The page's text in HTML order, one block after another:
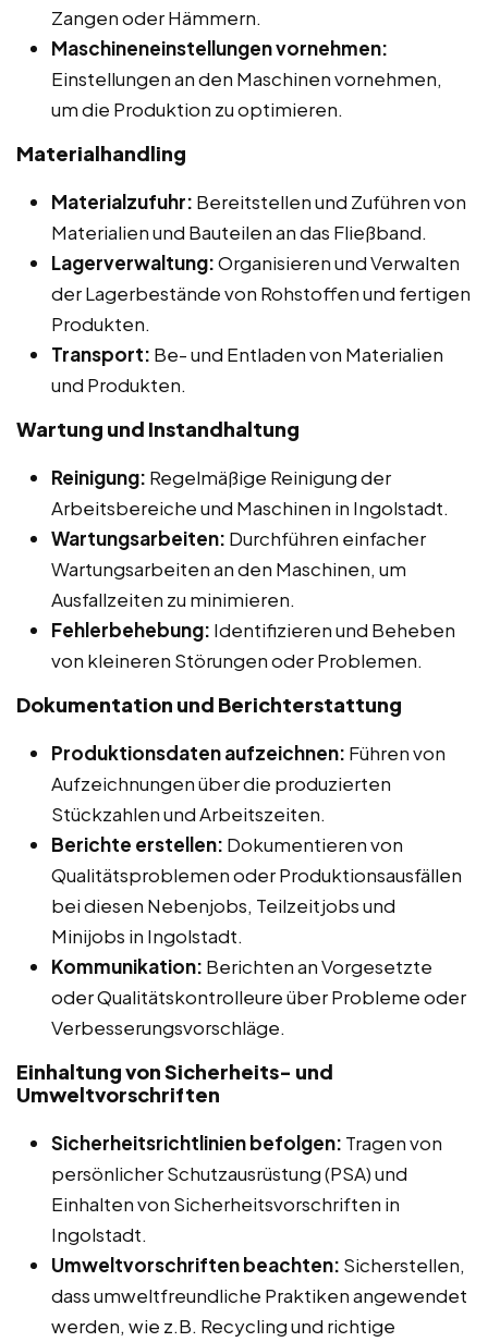
Zangen oder Hämmern.
Maschineneinstellungen vornehmen:
Einstellungen an den Maschinen vornehmen,
um die Produktion zu optimieren.
Materialhandling
Materialzufuhr: Bereitstellen und Zuführen von
Materialien und Bauteilen an das Fließband.
Lagerverwaltung:Organisieren und Verwalten
der Lagerbestände von Rohstoffen und fertigen
Produkten.
Transport: Be- und Entladen von Materialien
und Produkten.
Wartung und Instandhaltung
Reinigung: Regelmäßige Reinigung der
Arbeitsbereiche und Maschinen in Ingolstadt.
Wartungsarbeiten: Durchführen einfacher
Wartungsarbeiten an den Maschinen, um
Ausfallzeiten zu minimieren.
Fehlerbehebung: Identifizieren und Beheben
von kleineren Störungen oder Problemen.
Dokumentation und Berichterstattung
Produktionsdaten aufzeichnen: Führen von
Aufzeichnungen über die produzierten
Stückzahlen und Arbeitszeiten.
Berichte erstellen: Dokumentieren von
Qualitätsproblemen oder Produktionsausfällen
bei diesen Nebenjobs, Teilzeitjobs und
Minijobs in Ingolstadt.
Kommunikation: Berichten an Vorgesetzte
oder Qualitätskontrolleure über Probleme oder
Verbesserungsvorschläge.
Einhaltung von Sicherheits- und
Umweltvorschriften
Sicherheitsrichtlinien befolgen: Tragen von
persönlicher Schutzausrüstung (PSA) und
Einhalten von Sicherheitsvorschriften in
Ingolstadt.
Umweltvorschriften beachten: Sicherstellen,
dass umweltfreundliche Praktiken angewendet
werden, wie z.B. Recycling und richtige